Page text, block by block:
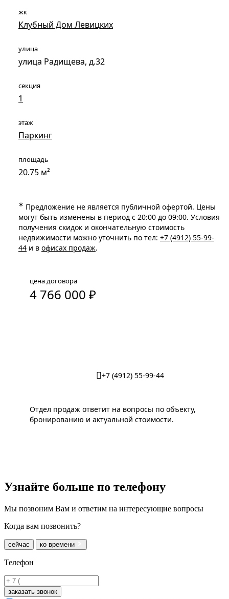
жк
Клубный Дом Левицких
улица
улица Радищева, д.32
секция
1
этаж
Паркинг
площадь
20.75 м²
∗ Предложение не является публичной офертой. Цены
могут быть изменены в период с 20:00 до 09:00. Условия
получения скидок и окончательную стоимость
недвижимости можно уточнить по тел: +7 (4912) 55-99-
44 и в офисах продаж.
цена договора
4 766 000 ₽
+7 (4912) 55-99-44
Отдел продаж ответит на вопросы по объекту,
бронированию и актуальной стоимости.
Узнайте больше по телефону
Мы позвоним Вам и ответим на интересующие вопросы
Когда вам позвонить?
сейчас ко времени
Телефон
заказать звонок